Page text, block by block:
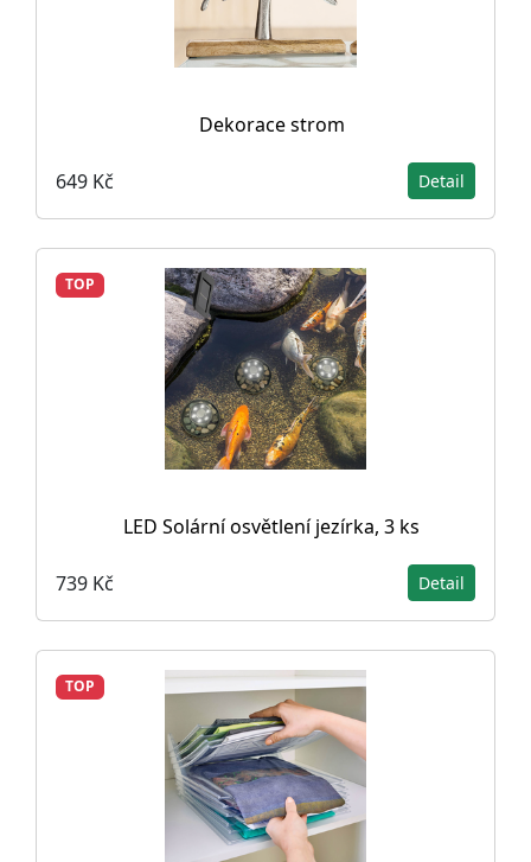
Dekorace strom
649 Kč Detail
TOP
LED Solární osvětlení jezírka, 3 ks
739 Kč Detail
TOP